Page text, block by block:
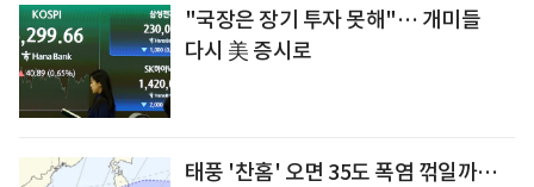
"국장은 장기 투자 못해"… 개미들
다시 美 증시로
태풍 '찬홈' 오면 35도 폭염 꺾일까…